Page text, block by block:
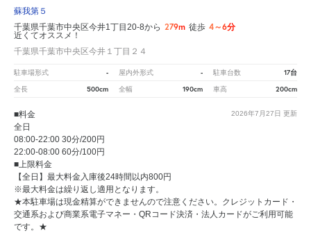
蘇我第５
千葉県千葉市中央区今井1丁目20-8から 279m 徒歩 4～6分
近くてオススメ！
千葉県千葉市中央区今井１丁目２４
駐車場形式 - 屋内外形式 - 駐車台数 17台
全長 500cm 全幅 190cm 車高 200cm
2026年7月27日 更新
■料金
全日
08:00-22:00 30分/200円
22:00-08:00 60分/100円
■上限料金
【全日】最大料金入庫後24時間以内800円
※最大料金は繰り返し適用となります。
★本駐車場は現金精算ができませんので注意ください。クレジットカード・
交通系および商業系電子マネー・QRコード決済・法人カードがご利用可能
です。★